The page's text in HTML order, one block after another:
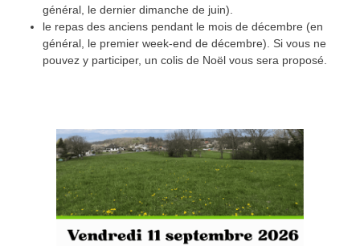
général, le dernier dimanche de juin).
le repas des anciens pendant le mois de décembre (en
général, le premier week-end de décembre). Si vous ne
pouvez y participer, un colis de Noël vous sera proposé.